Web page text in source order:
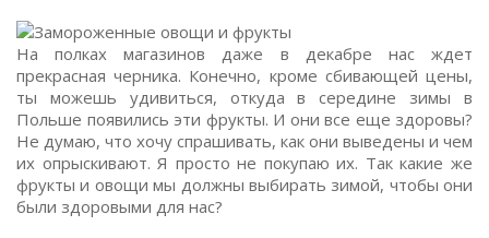
На полках магазинов даже в декабре нас ждет
прекрасная черника. Конечно, кроме сбивающей цены,
ты можешь удивиться, откуда в середине зимы в
Польше появились эти фрукты. И они все еще здоровы?
Не думаю, что хочу спрашивать, как они выведены и чем
их опрыскивают. Я просто не покупаю их. Так какие же
фрукты и овощи мы должны выбирать зимой, чтобы они
были здоровыми для нас?